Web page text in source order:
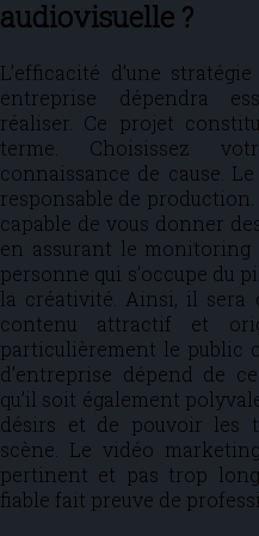
audiovisuelle ?
L’efficacité d’une
entreprise dépendra
réaliser. Ce projet
terme. Choisissez
connaissance de cause.
responsable de production.
capable de vous donner
en assurant le
personne qui s’occupe du
la créativité. Ainsi, il sera
contenu attractif et
particulièrement le public
d’entreprise dépend de
qu’il soit également
désirs et de pouvoir les
scène. Le vidéo
pertinent et pas trop
fiable fait preuve de